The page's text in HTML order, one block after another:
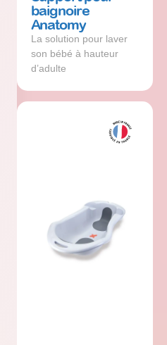
baignoire
Anatomy
La solution pour laver
son bébé à hauteur
d’adulte